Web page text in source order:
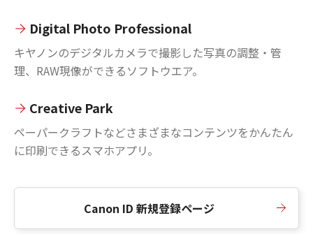
Digital Photo Professional
キヤノンのデジタルカメラで撮影した写真の調整・管
理、RAW現像ができるソフトウエア。
Creative Park
ペーパークラフトなどさまざまなコンテンツをかんたん
に印刷できるスマホアプリ。
Canon ID 新規登録ページ